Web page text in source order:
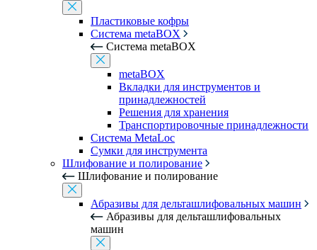
Пластиковые кофры
Система metaBOX
Система metaBOX
metaBOX
Вкладки для инструментов и
принадлежностей
Решения для хранения
Транспортировочные принадлежности
Система MetaLoc
Сумки для инструмента
Шлифование и полирование
Шлифование и полирование
Абразивы для дельташлифовальных машин
Абразивы для дельташлифовальных
машин